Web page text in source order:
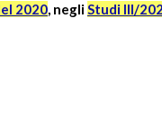
2020, negliStudi III/